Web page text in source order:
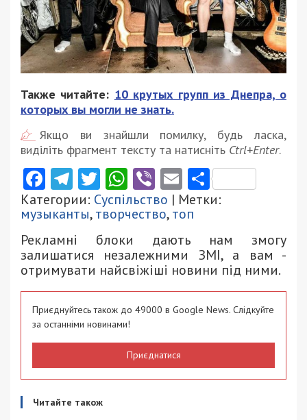
Также читайте: 10 крутых групп из Днепра, о
которых вы могли не знать.
Якщо ви знайшли помилку, будь ласка,
виділіть фрагмент тексту та натисніть Ctrl+Enter.
Facebook
Telegram
Twitter
WhatsApp
ViberEmail
Категории: Суспільство | Метки:
музыканты,творчество,топ
Рекламні блоки дають нам змогу
залишатися незалежними ЗМІ, а вам -
отримувати найсвіжіші новини під ними.
Приєднуйтесь також до 49000 в Google News. Слідкуйте
за останніми новинами!
Приєднатися
Читайте також